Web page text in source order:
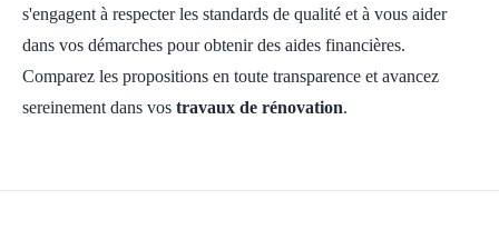
s'engagent à respecter les standards de qualité et à vous aider
dans vos démarches pour obtenir des aides financières.
Comparez les propositions en toute transparence et avancez
sereinement dans vos travaux de rénovation.